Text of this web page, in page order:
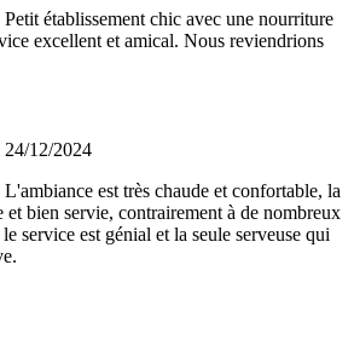
Petit établissement chic avec une nourriture
excellent et amical. Nous reviendrions
24/12/2024
L'ambiance est très chaude et confortable, la
et bien servie, contrairement à de nombreux
service est génial et la seule serveuse qui